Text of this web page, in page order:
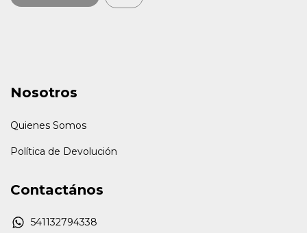
Nosotros
Quienes Somos
Política de Devolución
Contactános
541132794338